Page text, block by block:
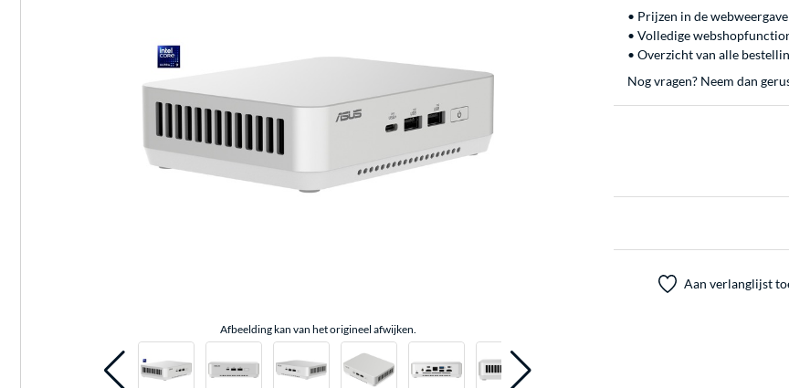
Afbeelding kan van het origineel afwijken.
• Prijzen in de webweergave
• Volledige
• Overzicht van alle
Nog vragen? Neem dan
Aan verlanglijst